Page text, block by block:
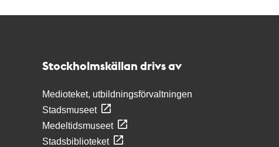
Stockholmskällan drivs av
Medioteket, utbildningsförvaltningen
Stadsmuseet
Medeltidsmuseet
Stadsbiblioteket